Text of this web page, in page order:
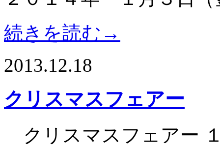
続きを読む→
2013.12.18
クリスマスフェアー
クリスマスフェアー